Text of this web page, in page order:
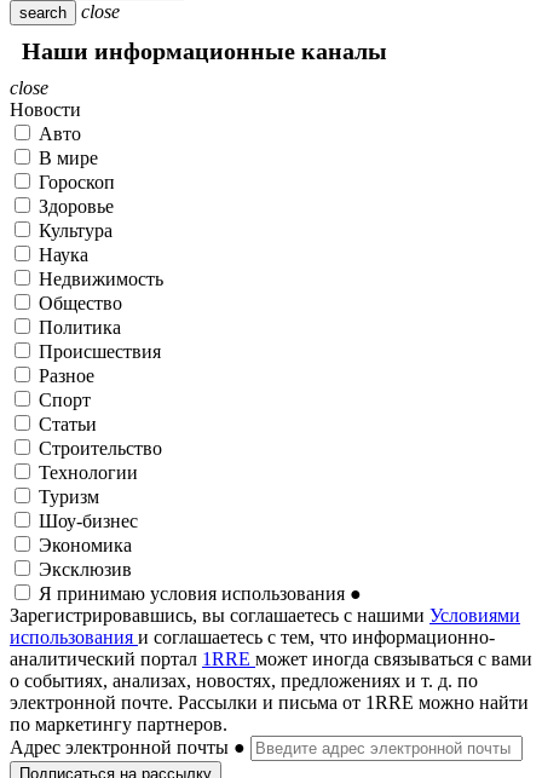
search close
Наши информационные каналы
close
Новости
Авто
В мире
Гороскоп
Здоровье
Культура
Наука
Недвижимость
Общество
Политика
Происшествия
Разное
Спорт
Статьи
Строительство
Технологии
Туризм
Шоу-бизнес
Экономика
Эксклюзив
Я принимаю условия использования ●
Зарегистрировавшись, вы соглашаетесь с нашими Условиями
использования и соглашаетесь с тем, что информационно-
аналитический портал 1RRE может иногда связываться с вами
о событиях, анализах, новостях, предложениях и т. д. по
электронной почте. Рассылки и письма от 1RRE можно найти
по маркетингу партнеров.
Адрес электронной почты ●
Подписаться на рассылку